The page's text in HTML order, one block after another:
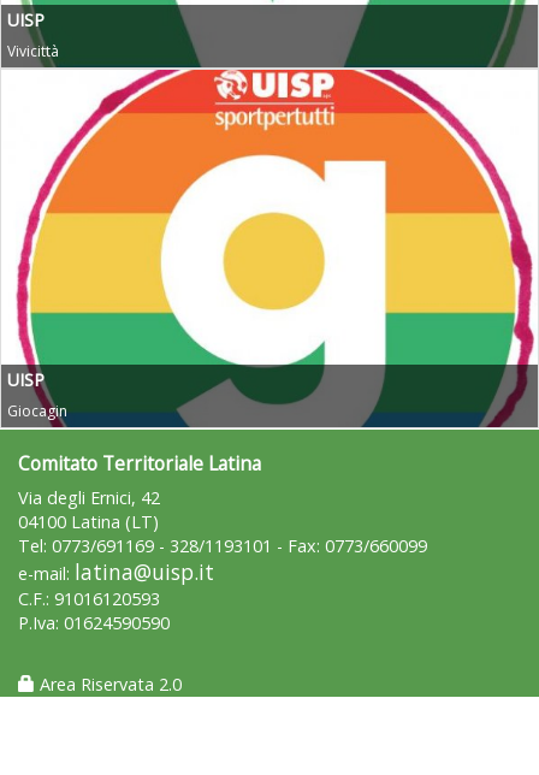
UISP
Vivicittà
UISP
Giocagin
Comitato Territoriale Latina
Via degli Ernici, 42
04100 Latina (LT)
Tel: 0773/691169 - 328/1193101 - Fax: 0773/660099
e-mail: latina@uisp.it
C.F.: 91016120593
P.Iva: 01624590590
Area Riservata 2.0